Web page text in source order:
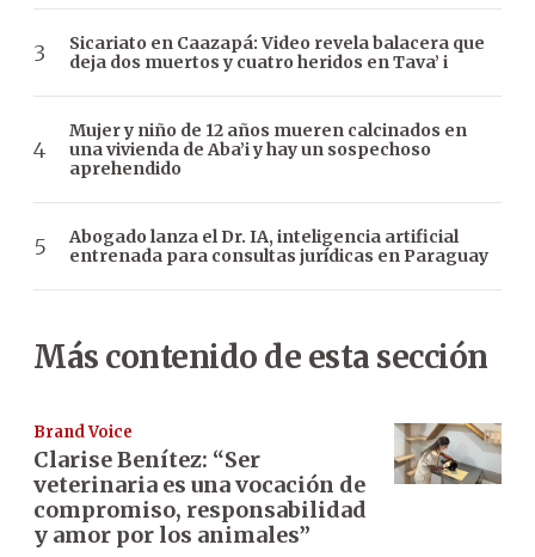
Sicariato en Caazapá: Video revela balacera que
deja dos muertos y cuatro heridos en Tava’ i
Mujer y niño de 12 años mueren calcinados en
una vivienda de Aba’i y hay un sospechoso
aprehendido
Abogado lanza el Dr. IA, inteligencia artificial
entrenada para consultas jurídicas en Paraguay
Más contenido de esta sección
Brand Voice
Clarise Benítez: “Ser
veterinaria es una vocación de
compromiso, responsabilidad
y amor por los animales”